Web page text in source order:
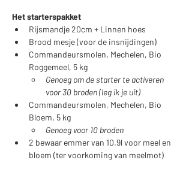
Het starterspakket
Rijsmandje 20cm + Linnen hoes
Brood mesje (voor de insnijdingen)
Commandeursmolen, Mechelen, Bio
Roggemeel, 5 kg
Genoeg om de starter te activeren
voor 30 broden​ (leg ik je uit)
Commandeursmolen, Mechelen, Bio
Bloem, 5 kg
Genoeg voor 10 broden​
2 bewaar emmer van 10.9l voor meel en
bloem (ter voorkoming van meelmot)